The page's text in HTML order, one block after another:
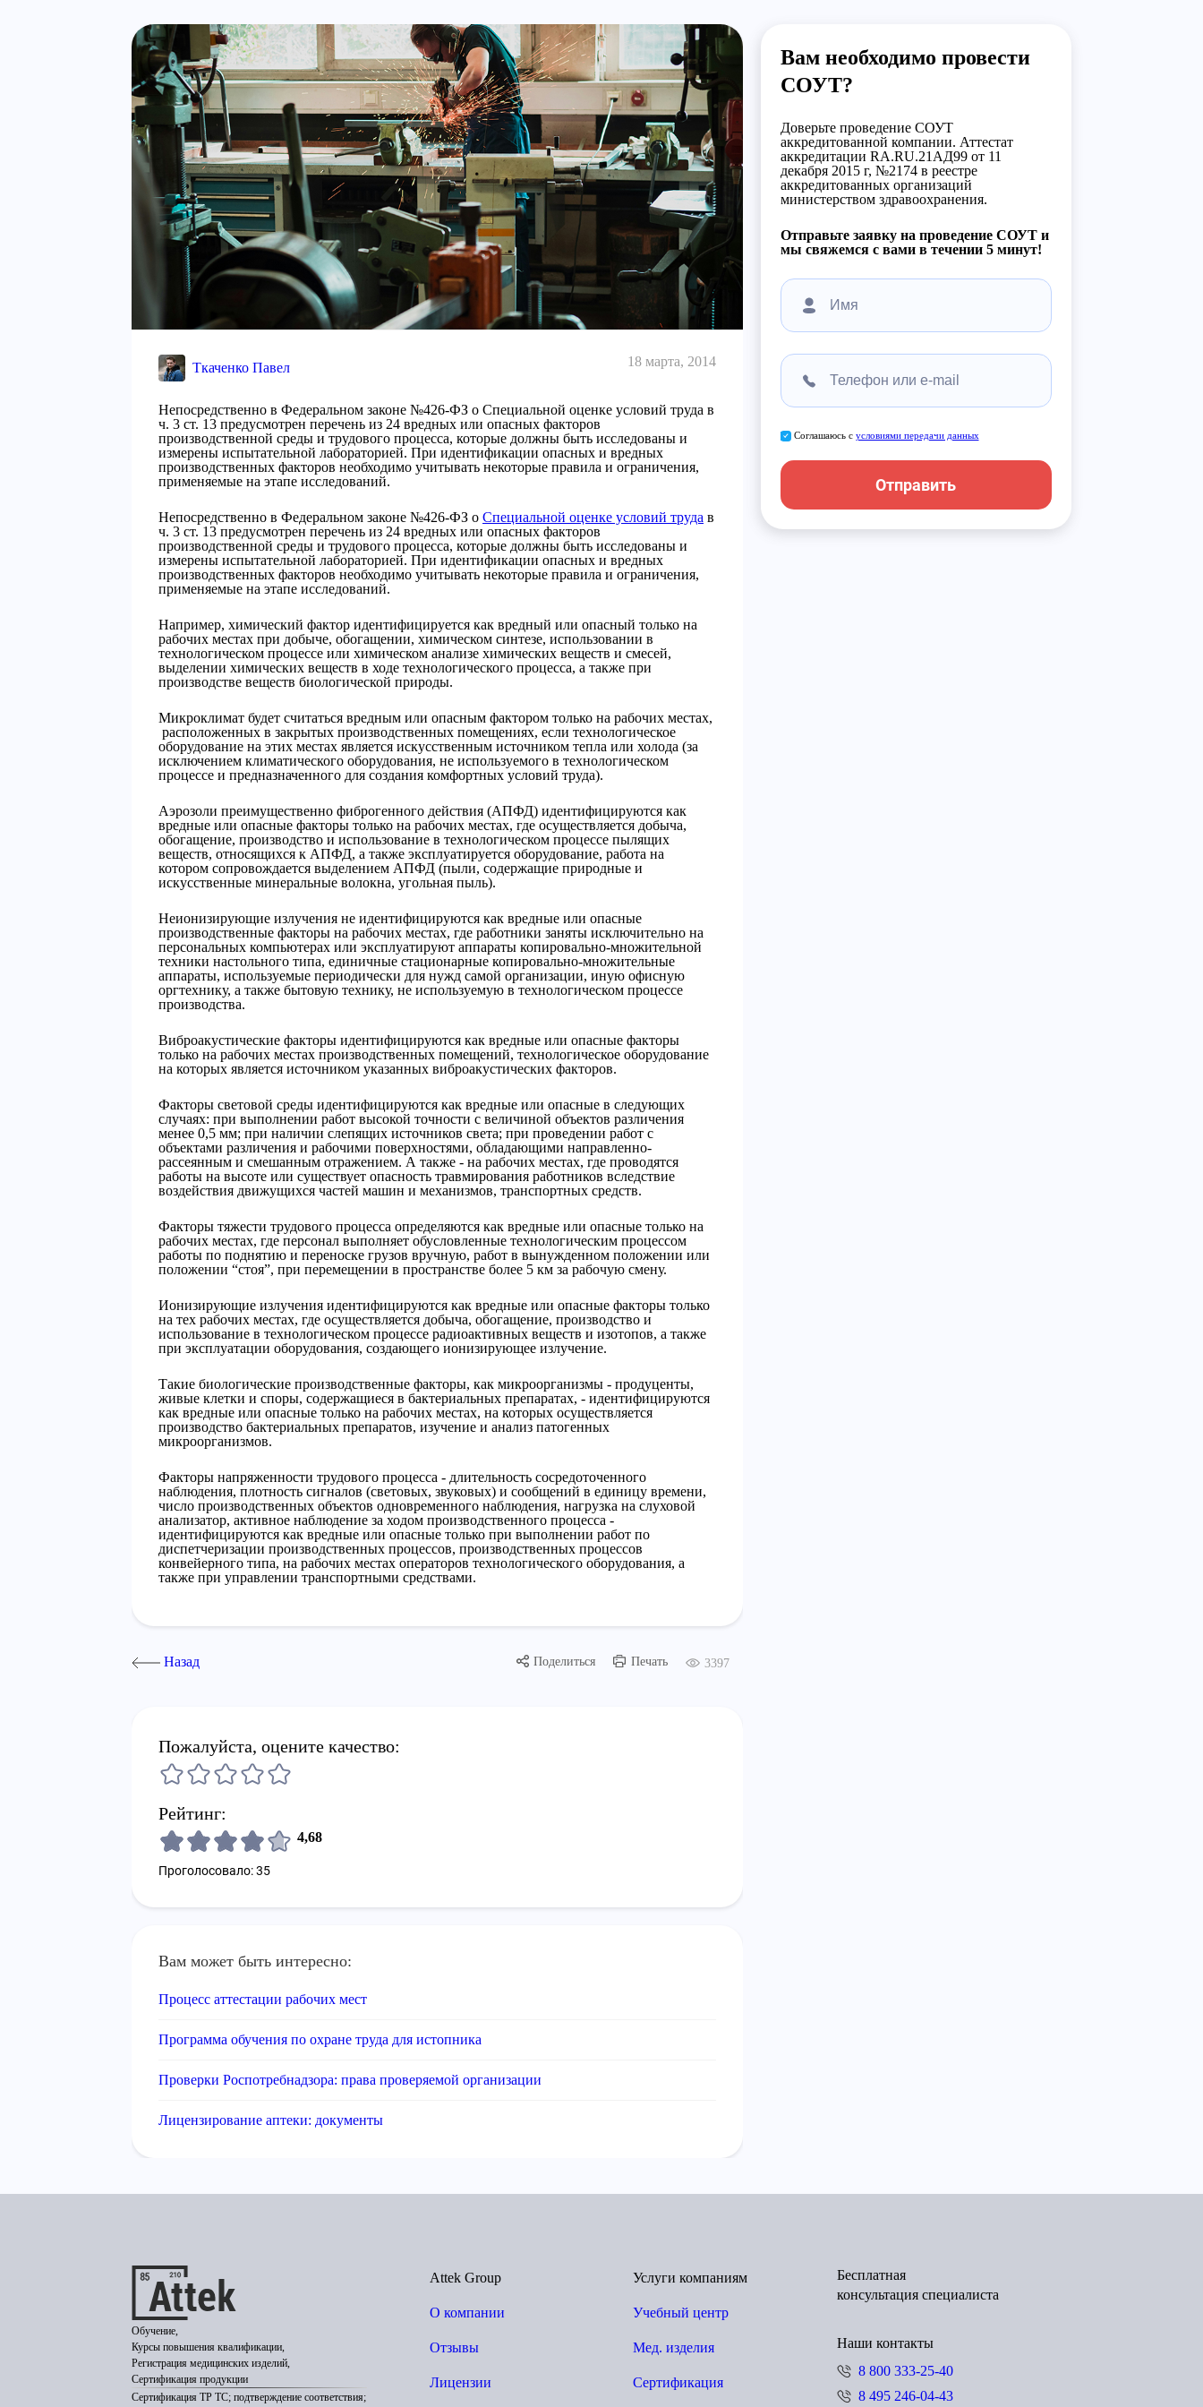
Ткаченко Павел 18 марта, 2014
Непосредственно в Федеральном законе №426-ФЗ о Специальной оценке условий труда в
ч. 3 ст. 13 предусмотрен перечень из 24 вредных или опасных факторов
производственной среды и трудового процесса, которые должны быть исследованы и
измерены испытательной лабораторией. При идентификации опасных и вредных
производственных факторов необходимо учитывать некоторые правила и ограничения,
применяемые на этапе исследований.
Непосредственно в Федеральном законе №426-ФЗ о Специальной оценке условий труда в
ч. 3 ст. 13 предусмотрен перечень из 24 вредных или опасных факторов
производственной среды и трудового процесса, которые должны быть исследованы и
измерены испытательной лабораторией. При идентификации опасных и вредных
производственных факторов необходимо учитывать некоторые правила и ограничения,
применяемые на этапе исследований.
Например, химический фактор идентифицируется как вредный или опасный только на
рабочих местах при добыче, обогащении, химическом синтезе, использовании в
технологическом процессе или химическом анализе химических веществ и смесей,
выделении химических веществ в ходе технологического процесса, а также при
производстве веществ биологической природы.
Микроклимат будет считаться вредным или опасным фактором только на рабочих местах,
расположенных в закрытых производственных помещениях, если технологическое
оборудование на этих местах является искусственным источником тепла или холода (за
исключением климатического оборудования, не используемого в технологическом
процессе и предназначенного для создания комфортных условий труда).
Аэрозоли преимущественно фиброгенного действия (АПФД) идентифицируются как
вредные или опасные факторы только на рабочих местах, где осуществляется добыча,
обогащение, производство и использование в технологическом процессе пылящих
веществ, относящихся к АПФД, а также эксплуатируется оборудование, работа на
котором сопровождается выделением АПФД (пыли, содержащие природные и
искусственные минеральные волокна, угольная пыль).
Неионизирующие излучения не идентифицируются как вредные или опасные
производственные факторы на рабочих местах, где работники заняты исключительно на
персональных компьютерах или эксплуатируют аппараты копировально-множительной
техники настольного типа, единичные стационарные копировально-множительные
аппараты, используемые периодически для нужд самой организации, иную офисную
оргтехнику, а также бытовую технику, не используемую в технологическом процессе
производства.
Виброакустические факторы идентифицируются как вредные или опасные факторы
только на рабочих местах производственных помещений, технологическое оборудование
на которых является источником указанных виброакустических факторов.
Факторы световой среды идентифицируются как вредные или опасные в следующих
случаях: при выполнении работ высокой точности с величиной объектов различения
менее 0,5 мм; при наличии слепящих источников света; при проведении работ с
объектами различения и рабочими поверхностями, обладающими направленно-
рассеянным и смешанным отражением. А также - на рабочих местах, где проводятся
работы на высоте или существует опасность травмирования работников вследствие
воздействия движущихся частей машин и механизмов, транспортных средств.
Факторы тяжести трудового процесса определяются как вредные или опасные только на
рабочих местах, где персонал выполняет обусловленные технологическим процессом
работы по поднятию и переноске грузов вручную, работ в вынужденном положении или
положении “стоя”, при перемещении в пространстве более 5 км за рабочую смену.
Ионизирующие излучения идентифицируются как вредные или опасные факторы только
на тех рабочих местах, где осуществляется добыча, обогащение, производство и
использование в технологическом процессе радиоактивных веществ и изотопов, а также
при эксплуатации оборудования, создающего ионизирующее излучение.
Такие биологические производственные факторы, как микроорганизмы - продуценты,
живые клетки и споры, содержащиеся в бактериальных препаратах, - идентифицируются
как вредные или опасные только на рабочих местах, на которых осуществляется
производство бактериальных препаратов, изучение и анализ патогенных
микроорганизмов.
Факторы напряженности трудового процесса - длительность сосредоточенного
наблюдения, плотность сигналов (световых, звуковых) и сообщений в единицу времени,
число производственных объектов одновременного наблюдения, нагрузка на слуховой
анализатор, активное наблюдение за ходом производственного процесса -
идентифицируются как вредные или опасные только при выполнении работ по
диспетчеризации производственных процессов, производственных процессов
конвейерного типа, на рабочих местах операторов технологического оборудования, а
также при управлении транспортными средствами.
Назад Поделиться Печать 3397
Пожалуйста, оцените качество:
Рейтинг:
4,68
Проголосовало: 35
Вам может быть интересно:
Процесс аттестации рабочих мест
Программа обучения по охране труда для истопника
Проверки Роспотребнадзора: права проверяемой организации
Лицензирование аптеки: документы
Вам необходимо провести
СОУТ?
Доверьте проведение СОУТ
аккредитованной компании. Аттестат
аккредитации RA.RU.21АД99 от 11
декабря 2015 г, №2174 в реестре
аккредитованных организаций
министерством здравоохранения.
Отправьте заявку на проведение СОУТ и
мы свяжемся с вами в течении 5 минут!
Соглашаюсь с условиями передачи данных
Отправить
Обучение,
Курсы повышения квалификации,
Регистрация медицинских изделий,
Сертификация продукции
Сертификация ТР ТС; подтверждение соответствия;
Attek Group
О компании
Отзывы
Лицензии
Услуги компаниям
Учебный центр
Мед. изделия
Сертификация
Бесплатная
консультация специалиста
Наши контакты
8 800 333-25-40
8 495 246-04-43